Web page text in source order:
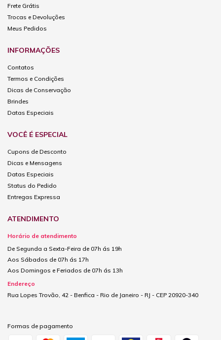
Frete Grátis
Trocas e Devoluções
Meus Pedidos
INFORMAÇÕES
Contatos
Termos e Condições
Dicas de Conservação
Brindes
Datas Especiais
VOCÊ É ESPECIAL
Cupons de Desconto
Dicas e Mensagens
Datas Especiais
Status do Pedido
Entregas Expressa
ATENDIMENTO
Horário de atendimento
De Segunda a Sexta-Feira de 07h ás 19h
Aos Sábados de 07h ás 17h
Aos Domingos e Feriados de 07h ás 13h
Endereço
Rua Lopes Trovão, 42 - Benfica - Rio de Janeiro - RJ - CEP 20920-340
Formas de pagamento